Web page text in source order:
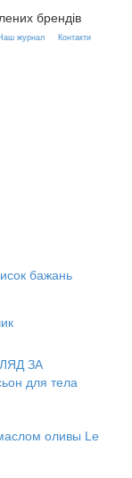
брендів
журнал Контакти
бажань
ЗА
для тела